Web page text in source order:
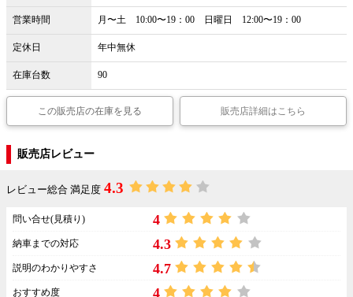
営業時間 月〜土 10:00〜19：00 日曜日 12:00〜19：00
定休日 年中無休
在庫台数 90
この販売店の在庫を見る 販売店詳細はこちら
販売店レビュー
レビュー総合 満足度 4.3
問い合せ(見積り) 4
納車までの対応 4.3
説明のわかりやすさ 4.7
おすすめ度 4